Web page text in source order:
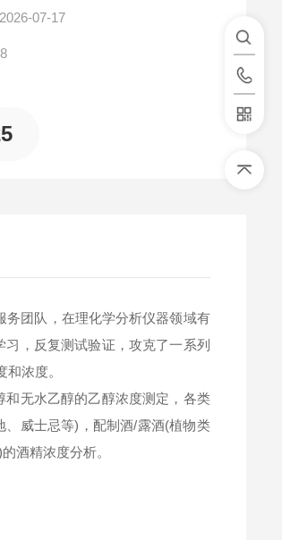
07-17
务团队，在理化学分析仪器领域有
，反复测试验证，攻克了一系列
浓度。
和无水乙醇的乙醇浓度测定，各类
威士忌等)，配制酒/露酒(植物类
酒精浓度分析。